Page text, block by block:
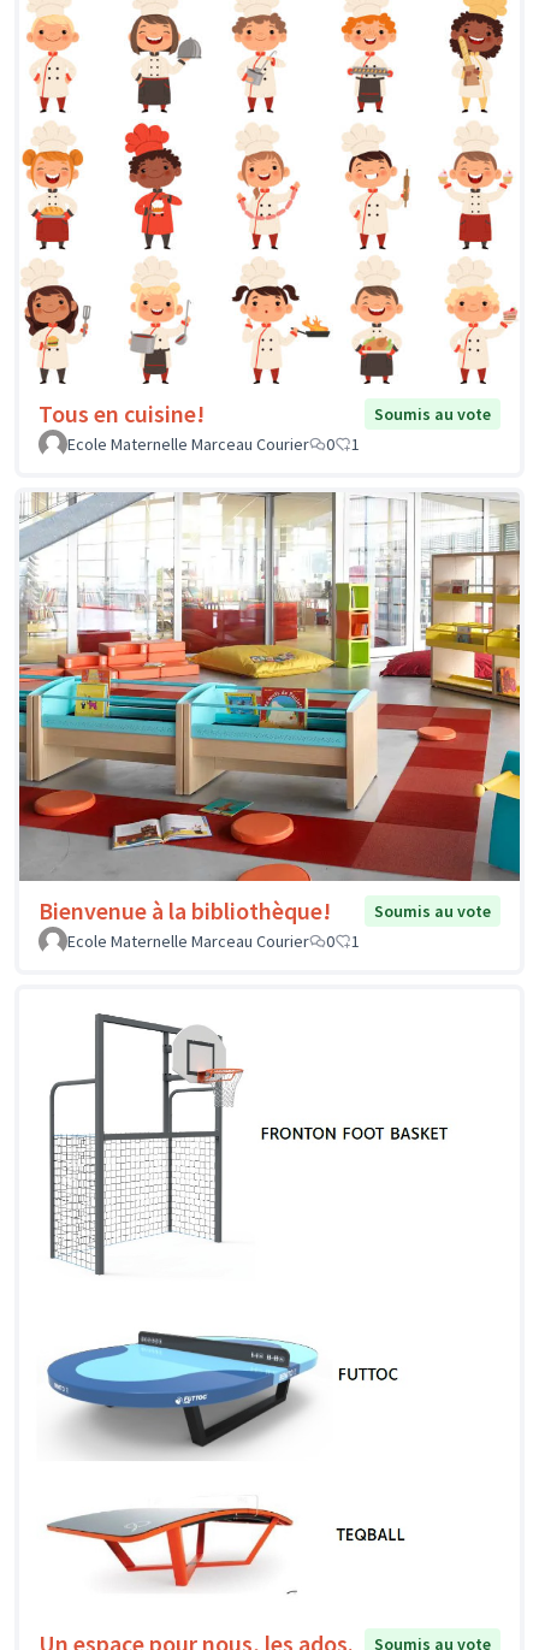
Tous en cuisine!
Soumis au vote
Ecole Maternelle Marceau Courier
0 1
Bienvenue à la bibliothèque!
Soumis au vote
Ecole Maternelle Marceau Courier
0 1
Un espace pour nous, les ados. Soumis au vote